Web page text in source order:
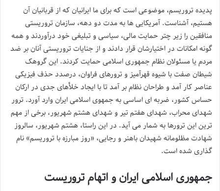
پدیده تروریسم، موضوعی است که برای ما ایرانیان که از قربانیان آن
هستیم، آشناست. آمریکایی ها به مدت دو دهه، سازمان تروریستی
منافقین را زیر چتر حمایت مالی، سیاسی و تبلیغی خود درآوردند و همه
گونه امکانات در اختیارشان قرار دادند و از جنایات تروریستی آنان بر ضد
مردم یا مسئولان نظام جمهوری اسلامی حمایت کردند. این گروهک
شیطان صفت با شیوه قهرآمیز و ترورهای فراوان، درصدد حذف فیزیکی
عناصر کار آمد و طراحان نظام بر آمد تا با ایجاد خلأهای جدی در ارکان
حساس کشور، ضربه ای اساسی به جمهوی اسلامی ایران وارد آورد. ترور
شهدای محراب، شهدای هفتم تیر و شهدای هشتم شهریور، برخی از مهم
ترین این ترورها به شمار می آید. در این راستا، هشتم شهریور، سالروز
شهادت مظلومانه شهیدان باهنر و رجایی، «روز مبارزه با تروریسم» نام
گذاری شده است.
جمهوری اسلامی ایران و اتهام تروریست